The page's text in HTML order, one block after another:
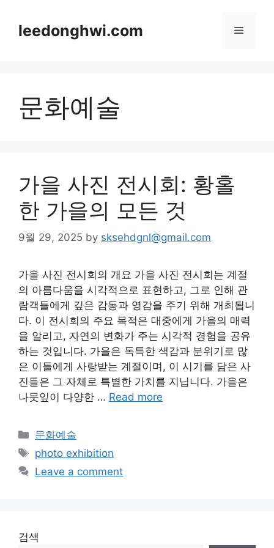
contentleedonghwi.com Menu
문화예술
가을 사진 전시회: 황홀
한 가을의 모든 것
9월 29, 2025 by sksehdgnl@gmail.com
가을 사진 전시회의 개요 가을 사진 전시회는 계절
의 아름다움을 시각적으로 표현하고, 그로 인해 관
람객들에게 깊은 감동과 영감을 주기 위해 개최됩니
다. 이 전시회의 주요 목적은 대중에게 가을의 매력
을 알리고, 자연의 변화가 주는 시각적 경험을 공유
하는 것입니다. 가을은 독특한 색감과 분위기로 많
은 이들에게 사랑받는 계절이며, 이 시기를 담은 사
진들은 그 자체로 특별한 가치를 지닙니다. 가을은
나뭇잎이 다양한 … Read more
Categories
문화예술
Tags
photo exhibition
Leave a comment
검색